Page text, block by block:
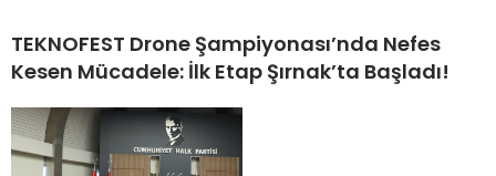
TEKNOFEST Drone Şampiyonası’nda Nefes
Kesen Mücadele: İlk Etap Şırnak’ta Başladı!